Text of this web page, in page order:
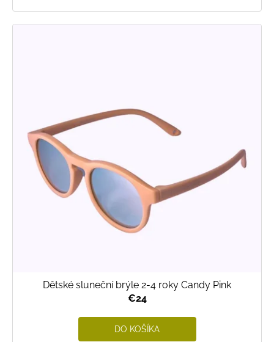
Dětské sluneční brýle 2-4 roky Candy Pink
€24
DO KOŠÍKA